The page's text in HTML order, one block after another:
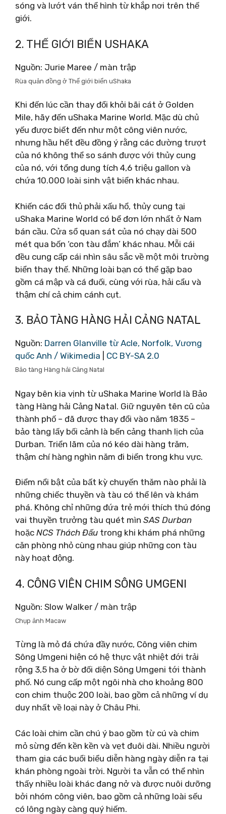
sóng và lướt ván thể hình từ khắp nơi trên thế
giới.
2. THẾ GIỚI BIỂN USHAKA
Nguồn: Jurie Maree / màn trập
Rùa quản đồng ở Thế giới biển uShaka
Khi đến lúc cần thay đổi khỏi bãi cát ở Golden
Mile, hãy đến uShaka Marine World. Mặc dù chủ
yếu được biết đến như một công viên nước,
nhưng hầu hết đều đồng ý rằng các đường trượt
của nó không thể so sánh được với thủy cung
của nó, với tổng dung tích 4,6 triệu gallon và
chứa 10.000 loài sinh vật biển khác nhau.
Khiến các đối thủ phải xấu hổ, thủy cung tại
uShaka Marine World có bể đơn lớn nhất ở Nam
bán cầu. Cửa sổ quan sát của nó chạy dài 500
mét qua bốn ‘con tàu đắm’ khác nhau. Mỗi cái
đều cung cấp cái nhìn sâu sắc về một môi trường
biển thay thế. Những loài bạn có thể gặp bao
gồm cá mập và cá đuối, cùng với rùa, hải cẩu và
thậm chí cả chim cánh cụt.
3. BẢO TÀNG HÀNG HẢI CẢNG NATAL
Nguồn: Darren Glanville từ Acle, Norfolk, Vương
quốc Anh / Wikimedia
CC BY-SA 2.0
Bảo tàng Hàng hải Cảng Natal
Ngay bên kia vịnh từ uShaka Marine World là Bảo
tàng Hàng hải Cảng Natal. Giữ nguyên tên cũ của
thành phố – đã được thay đổi vào năm 1835 –
bảo tàng lấy bối cảnh là bến cảng thanh lịch của
Durban. Triển lãm của nó kéo dài hàng trăm,
thậm chí hàng nghìn năm đi biển trong khu vực.
Điểm nổi bật của bất kỳ chuyến thăm nào phải là
những chiếc thuyền và tàu có thể lên và khám
phá. Không chỉ những đứa trẻ mới thích thú đóng
vai thuyền trưởng tàu quét mìn SAS Durban
hoặc NCS Thách Đấu trong khi khám phá những
căn phòng nhỏ cùng nhau giúp những con tàu
này hoạt động.
4. CÔNG VIÊN CHIM SÔNG UMGENI
Nguồn: Slow Walker / màn trập
Chụp ảnh Macaw
Từng là mỏ đá chứa đầy nước, Công viên chim
Sông Umgeni hiện có hệ thực vật nhiệt đới trải
rộng 3,5 ha ở bờ đối diện Sông Umgeni tới thành
phố. Nó cung cấp một ngôi nhà cho khoảng 800
con chim thuộc 200 loài, bao gồm cả những ví dụ
duy nhất về loại này ở Châu Phi.
Các loài chim cần chú ý bao gồm từ cú và chim
mỏ sừng đến kền kền và vẹt đuôi dài. Nhiều người
tham gia các buổi biểu diễn hàng ngày diễn ra tại
khán phòng ngoài trời. Người ta vẫn có thể nhìn
thấy nhiều loài khác đang nở và được nuôi dưỡng
bởi nhóm công viên, bao gồm cả những loài sếu
có lông ngày càng quý hiếm.